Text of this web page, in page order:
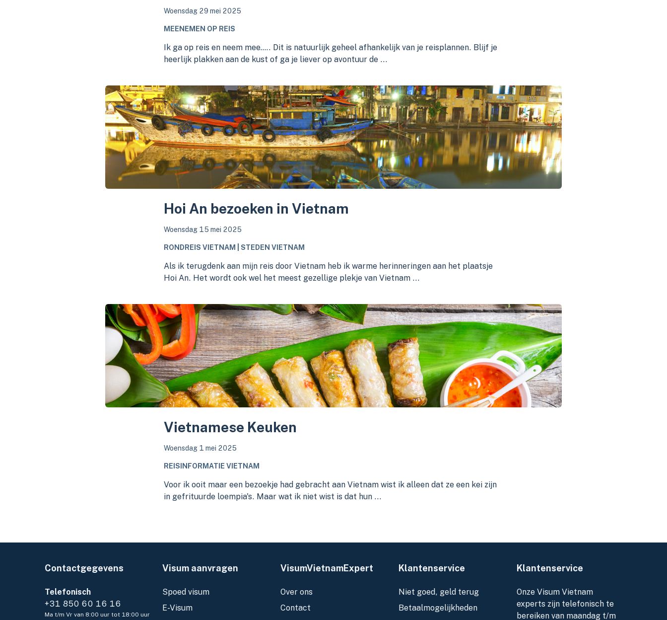
Woensdag 29 mei 2025
MEENEMEN OP REIS
Ik ga op reis en neem mee….. Dit is natuurlijk geheel afhankelijk van je reisplannen. Blijf je
heerlijk plakken aan de kust of ga je liever op avontuur de ...
Hoi An bezoeken in Vietnam
Woensdag 15 mei 2025
RONDREIS VIETNAM | STEDEN VIETNAM
Als ik terugdenk aan mijn reis door Vietnam heb ik warme herinneringen aan het plaatsje
Hoi An. Het wordt ook wel het meest gezellige plekje van Vietnam ...
Vietnamese Keuken
Woensdag 1 mei 2025
REISINFORMATIE VIETNAM
Voor ik ooit maar een bezoekje had gebracht aan Vietnam wist ik alleen dat ze een kei zijn
in gefrituurde loempia's. Maar wat ik niet wist is dat hun ...
Contactgegevens
Telefonisch
+31 850 60 16 16
Ma t/m Vr van 8:00 uur tot 18:00 uur
Visum aanvragen
Spoed visum
E-Visum
VisumVietnamExpert
Over ons
Contact
Klantenservice
Niet goed, geld terug
Betaalmogelijkheden
Klantenservice
Onze Visum Vietnam
experts zijn telefonisch te
bereiken van maandag t/m